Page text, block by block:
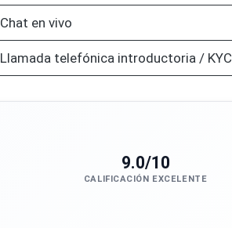
Chat en vivo
Llamada telefónica introductoria / KYC
9.0/10
CALIFICACIÓN EXCELENTE